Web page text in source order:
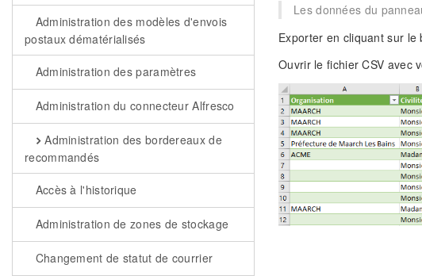
Administration des modèles d'envois
postaux dématérialisés
Administration des paramètres
Administration du connecteur Alfresco
Administration des bordereaux de
recommandés
Accès à l'historique
Administration de zones de stockage
Changement de statut de courrier
Les données du
Exporter en cliquant sur le
Ouvrir le fichier CSV avec